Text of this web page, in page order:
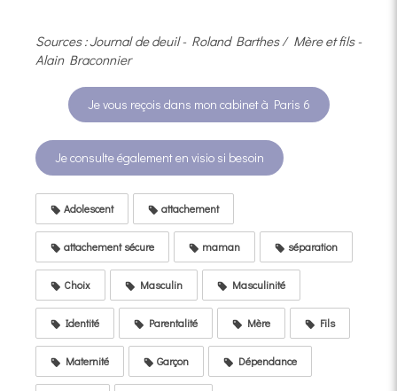
Sources : Journal de deuil - Roland Barthes / Mère et fils -
Alain Braconnier
Je vous reçois dans mon cabinet à Paris 6
Je consulte également en visio si besoin
Adolescent attachement
attachement sécure maman séparation
Choix Masculin Masculinité
Identité Parentalité Mère Fils
Maternité Garçon Dépendance